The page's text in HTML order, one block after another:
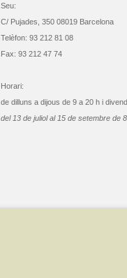
Seu:
C/ Pujades, 350 08019 Barcelona
Telèfon: 93 212 81 08
Fax: 93 212 47 74
Horari:
de dilluns a dijous de 9 a 20 h i
del 13 de juliol al 15 de setembre de